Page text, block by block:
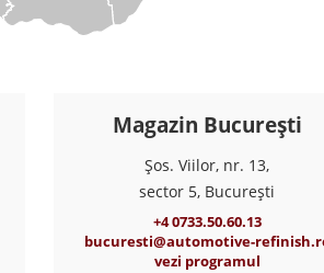
Magazin București
Șos. Viilor, nr. 13,
sector 5, București
+4 0733.50.60.13
bucuresti@automotive-
vezi programul